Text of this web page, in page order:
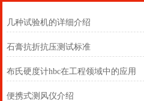
几种试验机的详细介绍
石膏抗折抗压测试标准
布氏硬度计hbc在工程领域中的应用
便携式测风仪介绍